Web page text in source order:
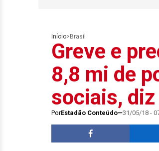
Início> Brasil
Greve e
8,8 mi de
sociais, diz
PorEstadão Conteúdo 31/05/18 -